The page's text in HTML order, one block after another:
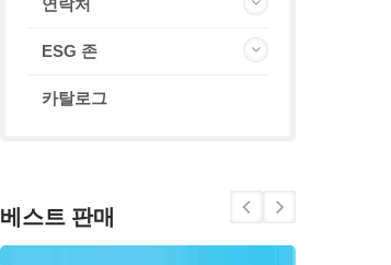
연락처
ESG 존
카탈로그
베스트 판매